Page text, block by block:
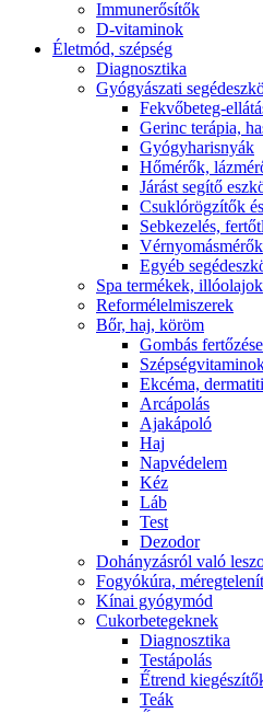
Immunerősítők
D-vitaminok
Életmód, szépség
Diagnosztika
Gyógyászati
Fekvőbeteg-
Gerinc terápia,
Gyógyharisnyák
Hőmérők,
Járást segítő
Csuklórögzítők
Sebkezelés,
Vérnyomásmérők
Egyéb
Spa termékek, illóolajok
Reformélelmiszerek
Bőr, haj, köröm
Gombás
Ekcéma,
Arcápolás
Ajakápoló
Haj
Napvédelem
Kéz
Láb
Test
Dezodor
Dohányzásról való
Fogyókúra,
Kínai gyógymód
Cukorbetegeknek
Diagnosztika
Testápolás
É́trend
Teák